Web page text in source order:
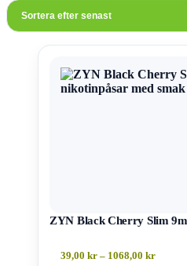
ZYN Black Cherry Slim
39,00 kr – 1068,00 kr